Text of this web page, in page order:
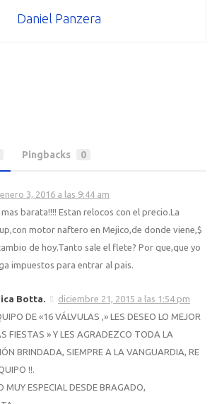
Daniel Panzera
Pingbacks 0
enero 3, 2016 a las 9:44 am
barata!!!! Estan relocos con el precio.La
motor naftero en Mejico,de donde viene,$
de hoy.Tanto sale el flete? Por que,que yo
impuestos para entrar al pais.
Botta.
diciembre 21, 2015 a las 1:54 pm
DE «16 VÁLVULAS ,» LES DESEO LO MEJOR
FIESTAS » Y LES AGRADEZCO TODA LA
BRINDADA, SIEMPRE A LA VANGUARDIA, RE
!!.
MUY ESPECIAL DESDE BRAGADO,